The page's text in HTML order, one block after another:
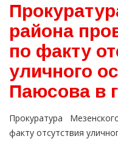
района
по факту
уличного
Паюсова в
Прокуратура
факту отсутствия